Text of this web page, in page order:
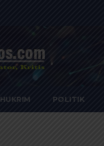
HUKRIM POLITIK